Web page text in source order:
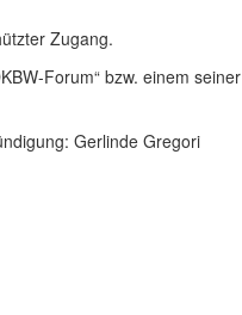
Zugang.
Forum“ bzw. einem seiner
Gerlinde Gregori